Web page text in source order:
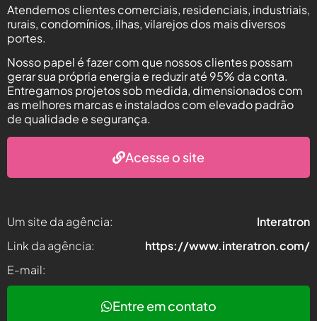
Atendemos clientes comerciais, residenciais, industriais,
rurais, condomínios, ilhas, vilarejos dos mais diversos
portes.
Nosso papel é fazer com que nossos clientes possam
gerar sua própria energia e reduzir até 95% da conta.
Entregamos projetos sob medida, dimensionados com
as melhores marcas e instalados com elevado padrão
de qualidade e segurança.
Acesse o site
Um site da agência:
Interatron
Link da agência:
https://www.interatron.com/
E-mail:
Entre em contato